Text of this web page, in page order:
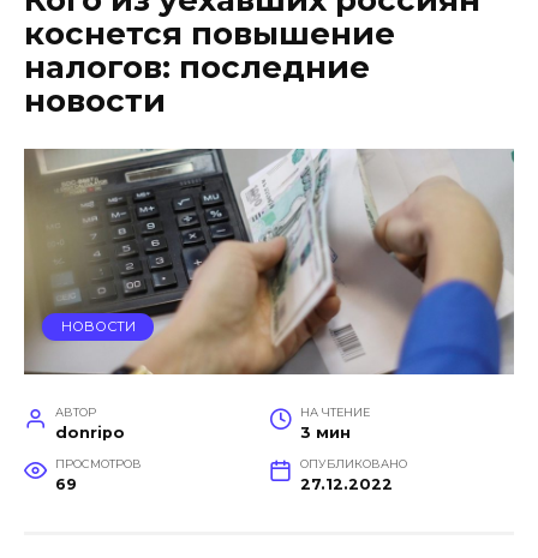
коснется повышение
налогов: последние
новости
НОВОСТИ
АВТОР
donripo
НА ЧТЕНИЕ
3 мин
ПРОСМОТРОВ
69
ОПУБЛИКОВАНО
27.12.2022